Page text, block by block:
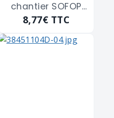
chantier SOFOP
"oceanic2" bleu
8,77€ TTC